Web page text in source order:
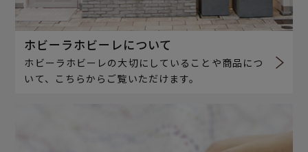
ホビーラホビーレについて
ホビーラホビーレの大切にしていることや商品につ
いて、こちらからご覧いただけます。